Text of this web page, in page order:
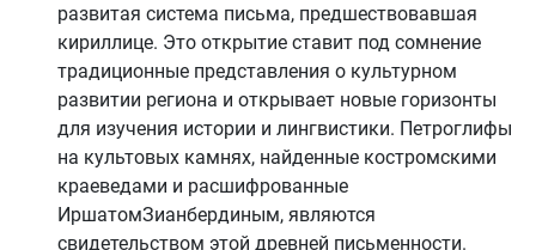
развитая система письма, предшествовавшая
кириллице. Это открытие ставит под сомнение
традиционные представления о культурном
развитии региона и открывает новые горизонты
для изучения истории и лингвистики. Петроглифы
на культовых камнях, найденные костромскими
краеведами и расшифрованные
ИршатомЗианбердиным, являются
свидетельством этой древней письменности.